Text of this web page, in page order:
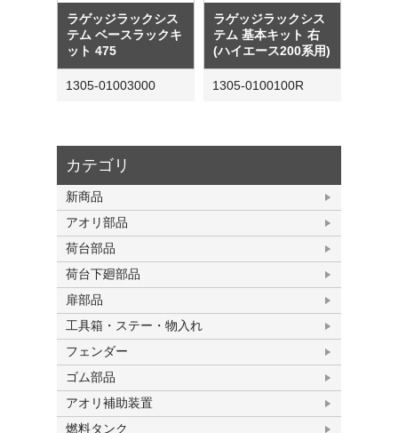
カテゴリ
新商品
アオリ部品
荷台部品
荷台下廻部品
扉部品
工具箱・ステー・物入れ
フェンダー
ゴム部品
アオリ補助装置
燃料タンク
ラゲッジラックシス
テム ベースラックキ
ット 475
1305-01003000
ラゲッジラックシス
テム 基本キット 右
(ハイエース200系用)
1305-0100100R